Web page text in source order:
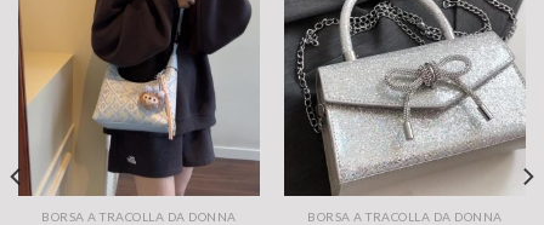
BORSA A TRACOLLA DA DONNA BORSA A TRACOLLA DA DONNA